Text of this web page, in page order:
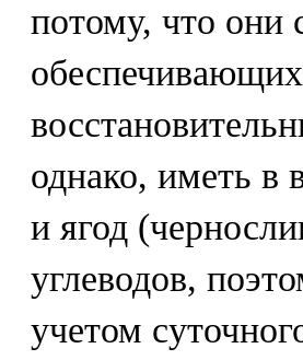
потому, что они
однако, иметь в
и ягод
углеводов,
учетом